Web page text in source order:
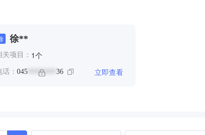
徐**
关项目： 1个
话： 045******** 36 立即查看